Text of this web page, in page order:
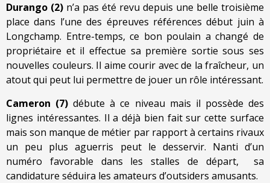
Durango (2) n’a pas été revu depuis une belle troisième
place dans l’une des épreuves références début juin à
Longchamp. Entre-temps, ce bon poulain a changé de
propriétaire et il effectue sa première sortie sous ses
nouvelles couleurs. Il aime courir avec de la fraîcheur, un
atout qui peut lui permettre de jouer un rôle intéressant.
Cameron (7)débute à ce niveau mais il possède des
lignes intéressantes. Il a déjà bien fait sur cette surface
mais son manque de métier par rapport à certains rivaux
un peu plus aguerris peut le desservir. Nanti d’un
numéro favorable dans les stalles de départ, sa
candidature séduira les amateurs d’outsiders amusants.